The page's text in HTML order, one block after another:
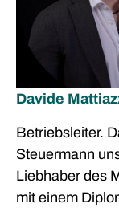
Davide
Betriebsleiter.
Steuermann
Liebhaber des
mit einem